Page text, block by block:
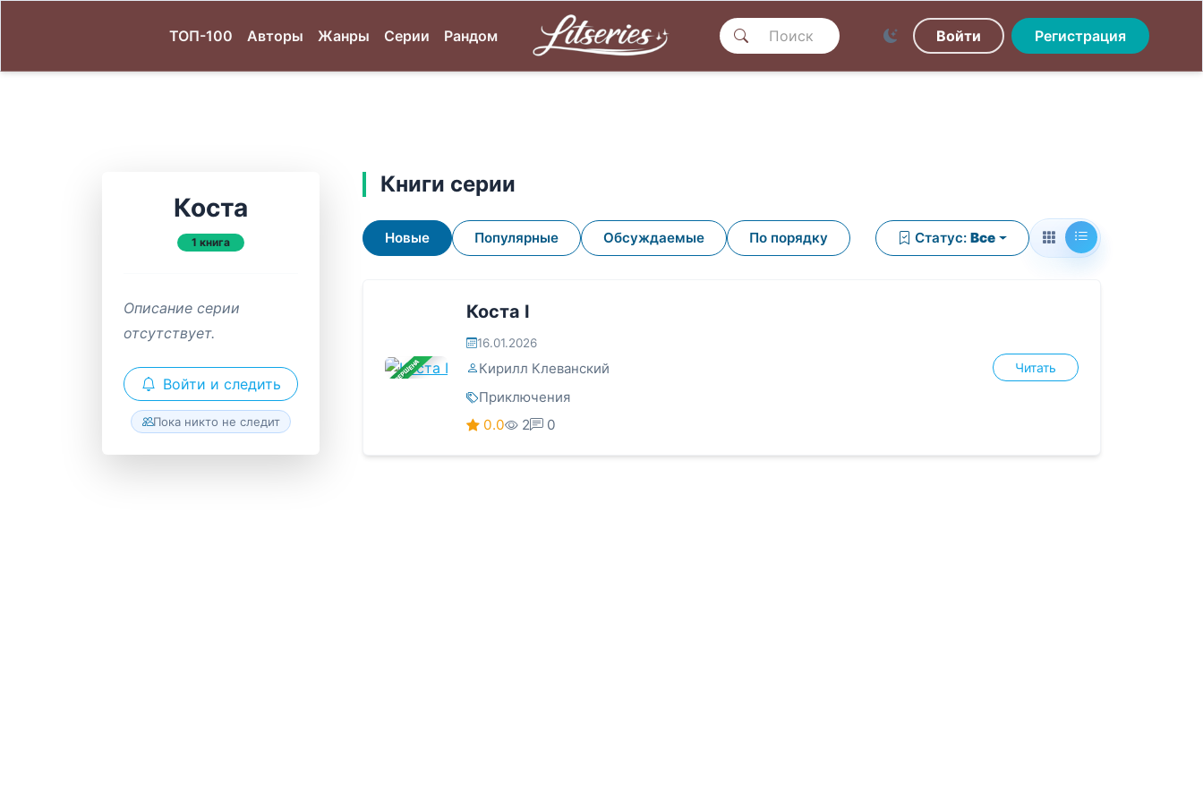
ТОП-100 Авторы Жанры Серии Рандом Войти Регистрация
Коста
1 книга
Описание серии
отсутствует.
Войти и следить
Пока никто не следит
Книги серии
Новые Популярные Обсуждаемые По порядку Статус: Все
ЗАВЕРШЕНА
Коста I
16.01.2026
Кирилл Клеванский
Приключения
0.0
2 0
Читать